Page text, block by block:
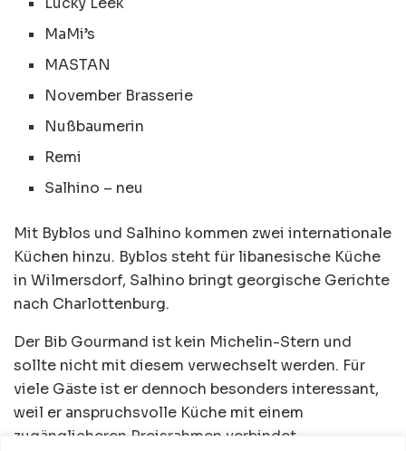
MaMi’s
MASTAN
November Brasserie
Nußbaumerin
Remi
Salhino – neu
Mit Byblos und Salhino kommen zwei internationale
Küchen hinzu. Byblos steht für libanesische Küche
in Wilmersdorf, Salhino bringt georgische Gerichte
nach Charlottenburg.
Der Bib Gourmand ist kein Michelin-Stern und
sollte nicht mit diesem verwechselt werden. Für
viele Gäste ist er dennoch besonders interessant,
weil er anspruchsvolle Küche mit einem
zugänglicheren Preisrahmen verbindet.